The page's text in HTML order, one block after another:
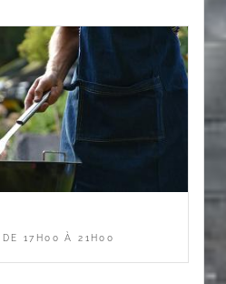
17H00 À 21H00